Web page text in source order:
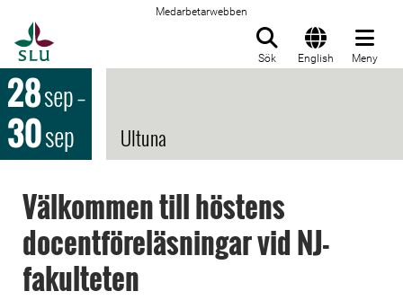
Medarbetarwebben
Sök English Meny
28sep–
30sep Ultuna
Välkommen till höstens
docentföreläsningar vid NJ-
fakulteten